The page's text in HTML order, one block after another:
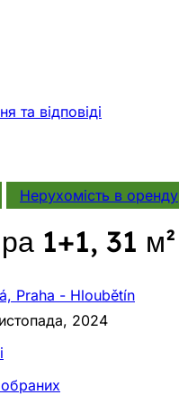
та відповіді
Нерухомiсть в оренду
1+1, 31 м²
Praha - Hloubětín
2024